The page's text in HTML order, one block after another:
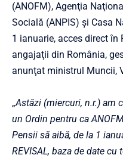
(ANOFM), Agenţia
Socială (ANPIS) şi Casa
1 ianuarie, acces direct în
angajaţii din România,
anunţat ministrul Muncii,
„Astăzi (miercuri, n.r.) am
un Ordin pentru ca
Pensii să aibă, de la 1
REVISAL, baza de date